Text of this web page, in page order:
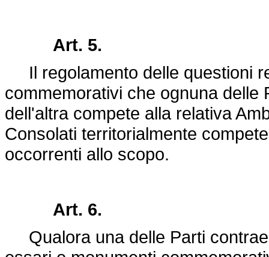
Art. 5.
Il regolamento delle questioni
commemorativi che ognuna delle
dell'altra compete alla relativa
Consolati territorialmente
occorrenti allo scopo.
Art. 6.
Qualora una delle Parti